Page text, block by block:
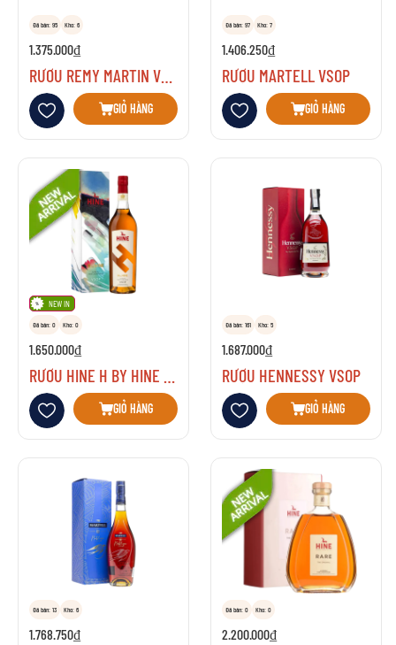
Đã bán: 95 Kho: 6
1.375.000₫
RƯỢU REMY MARTIN VSOP
Thêm vào danh sách yêu thích
GIỎ HÀNG
Đã bán: 97 Kho: 7
1.406.250₫
RƯỢU MARTELL VSOP
Thêm vào danh sách yêu thích
GIỎ HÀNG
NEW IN
Đã bán: 0 Kho: 0
1.650.000₫
RƯỢU HINE H BY HINE VSOP COGNAC FINE CHAMPAGNE
Thêm vào danh sách yêu thích
GIỎ HÀNG
Đã bán: 161 Kho: 5
1.687.000₫
RƯỢU HENNESSY VSOP
Thêm vào danh sách yêu thích
GIỎ HÀNG
Đã bán: 13 Kho: 6
1.768.750₫
Đã bán: 0 Kho: 0
2.200.000₫